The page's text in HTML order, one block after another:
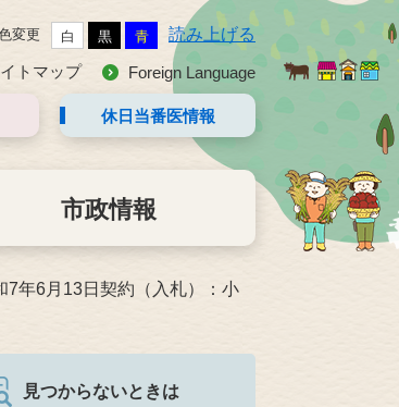
変更 白 黒 青 読み上げる
トマップ Foreign Language
休日当番医情報
市政情報
7年6月13日契約（入札）：小
見つからないときは